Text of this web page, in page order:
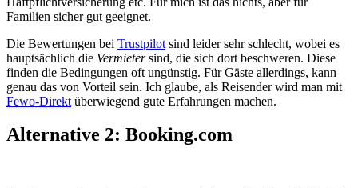
Familien sicher gut geeignet.
Die Bewertungen bei Trustpilot sind leider sehr schlecht, wobei es
hauptsächlich die Vermietersind, die sich dort beschweren. Diese
finden die Bedingungen oft ungünstig. Für Gäste allerdings, kann
genau das von Vorteil sein. Ich glaube, als Reisender wird man mit
Fewo-Direkt überwiegend gute Erfahrungen machen.
Alternative 2: Booking.com